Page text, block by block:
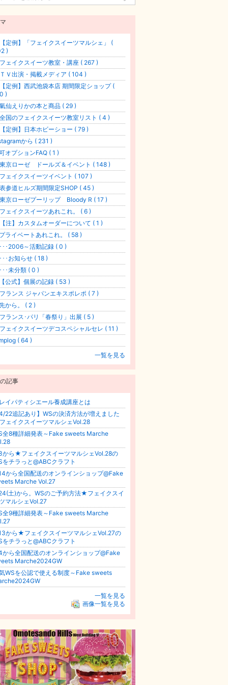
定例】「フェイクスイーツマルシェ」 (
)
ェイクスイーツ教室・講座 ( 267 )
Ｖ出演・掲載メディア ( 104 )
定例】西武池袋本店 期間限定ショップ (
)
仙えりかの本と商品 ( 29 )
国のフェイクスイーツ教室リスト ( 4 )
定例】日本ホビーショー ( 79 )
から ( 231 )
オプションFAQ ( 1 )
京ローゼ ドールズ＆イベント ( 148 )
ェイクスイーツイベント ( 107 )
参道ヒルズ期間限定SHOP ( 45 )
京ローゼプーリップ Bloody R ( 17 )
ェイクスイーツあれこれ。 ( 6 )
注】カスタムオーダーについて ( 1 )
イベートあれこれ。 ( 58 )
･･2006～活動記録 ( 0 )
･･お知らせ ( 18 )
･･未分類 ( 0 )
式】個展の記録 ( 53 )
ランス ジャパンエキスポレポ ( 7 )
から。 ( 2 )
ランス･パリ「春祭り」出展 ( 5 )
ェイクスイーツデコスペシャルセレ ( 11 )
( 64 )
一覧を見る
記事
イパティシエール養成講座とは
22追記あり】WSの決済方法が増えました
ェイクスイーツマルシェVol.28
全8種詳細発表～Fake sweets Marche
から★フェイクスイーツマルシェVol.28の
をチラっと@ABCクラフト
から全国配送のオンラインショップ@Fake
Marche Vol.27
土)から。WSのご予約方法★フェイクスイ
マルシェVol.27
全9種詳細発表～Fake sweets Marche
から★フェイクスイーツマルシェVol.27の
をチラっと@ABCクラフト
から全国配送のオンラインショップ@Fake
Marche2024GW
WSを公認で使える制度～Fake sweets
一覧を見る
画像一覧を見る